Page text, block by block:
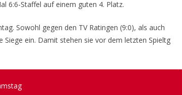
6:6-Staffel auf einem guten 4. Platz.
Sowohl gegen den TV Ratingen (9:0), als auch
Siege ein. Damit stehen sie vor dem letzten Spieltg